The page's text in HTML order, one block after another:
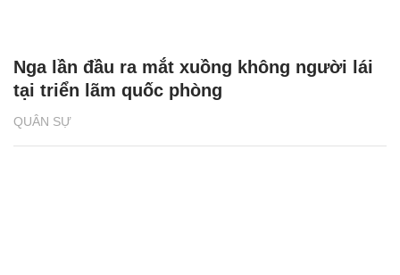
QUÂN SỰ
Nga lần đầu ra mắt xuồng không người lái
tại triển lãm quốc phòng